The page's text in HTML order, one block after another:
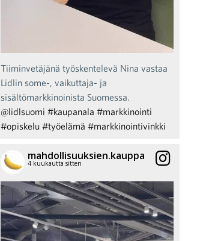
Tiiminvetäjänä työskentelevä Nina vastaa
Lidlin some-, vaikuttaja- ja
sisältömarkkinoinista Suomessa.
@lidlsuomi #kaupanala #markkinointi
#opiskelu #työelämä #markkinointivinkki
mahdollisuuksien.kauppa
4 kuukautta sitten